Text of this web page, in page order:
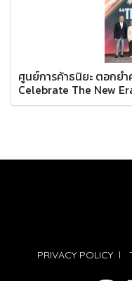
ศูนย์การค้าธนิยะ ตอกย้
Celebrate The New
PRIVACY POLICYl